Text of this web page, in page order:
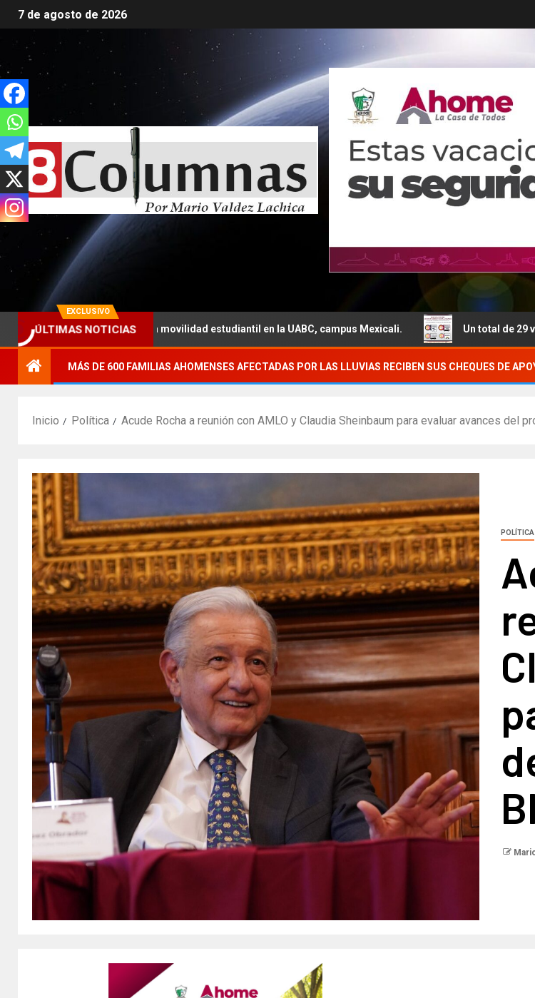
7 de agosto de 2026
EXCLUSIVO
ÚLTIMAS NOTICIAS
con la movilidad estudiantil en la UABC, campus Mexicali. Un total de 29 vehículos robados
MÁS DE 600 FAMILIAS AHOMENSES AFECTADAS POR LAS LLUVIAS RECIBEN SUS CHEQUES DE
Inicio Política Acude Rocha a reunión con AMLO y Claudia Sheinbaum para evaluar avances del
POLÍTICA